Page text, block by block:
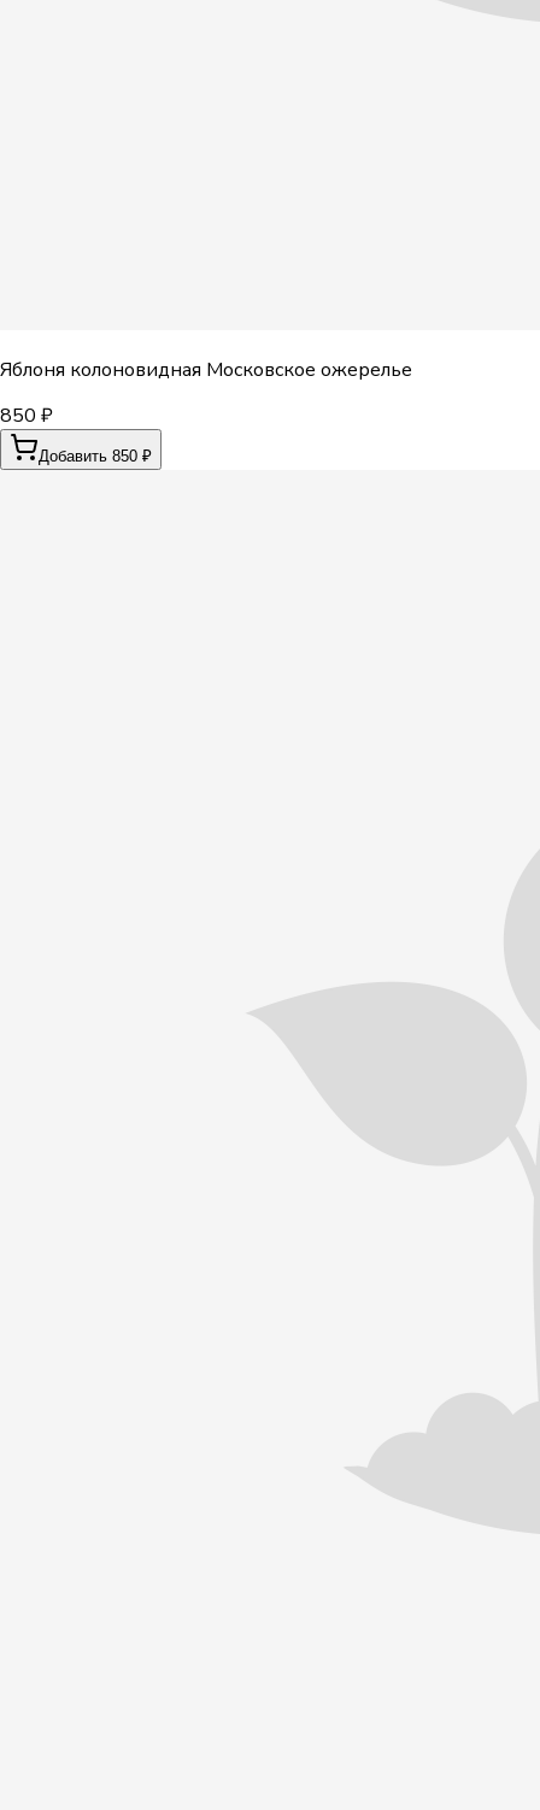
Яблоня колоновидная Московское ожерелье
850 ₽
Добавить 850 ₽